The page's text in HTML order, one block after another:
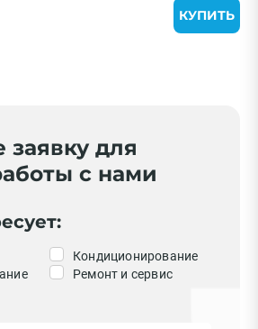
КУПИТЬ
заявку для
с нами
Кондиционирование
Ремонт и сервис